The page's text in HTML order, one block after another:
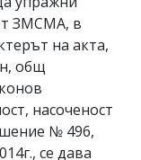
ЗМСМА, в
на акта,
общ
насоченост
№ 496,
се дава